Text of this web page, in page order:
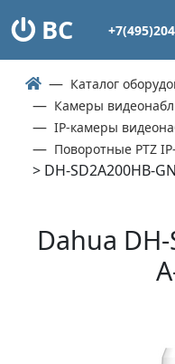
ВС
Каталог
Камеры
IP-камеры
Поворотные PTZ
> DH-SD2A200HB-
Dahua